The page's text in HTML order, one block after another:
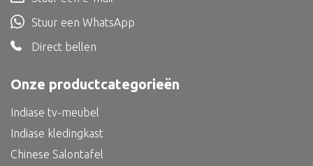
Tapijt
Kelim
Alle bouwmateriaal
Bed
Onze productcategorieën
Indiase tv-meubel
Indiase kledingkast
Chinese Salontafel
Stuur een WhatsApp
Direct bellen